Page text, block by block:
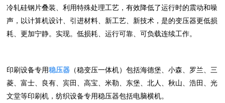
冷轧硅钢片叠装、利用特殊处理工艺，有效降低了运行时的震动和噪
声，以计算机设计、引进材料、新工艺、新技术，是的变压器更低损
耗、更加宁静。实现。低损耗、运行可靠、可负载连续工作。
印刷设备专用稳压器 （稳变压一体机）包括海德堡、小森、罗兰、三
菱、富士、良有、宾田、高宝、米勒、东堡、北人、秋山、浩田、光
文堂等印刷机，纺织设备专用稳压器包括电脑横机。